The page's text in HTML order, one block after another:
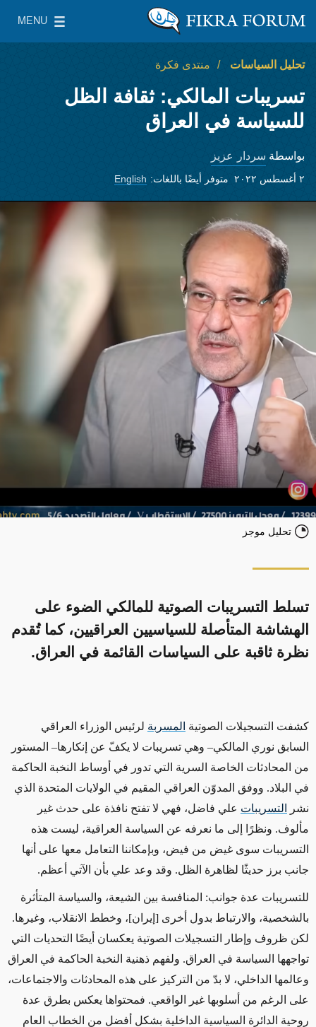
معهد واشنطن لسياسات الشرق الأدنى
MENU
Main Menu
تحليل السياسات منتدى فكرة
تسريبات المالكي: ثقافة الظل
للسياسة في العراق
بواسطة سردار عزيز
٢ أغسطس ٢٠٢٢ متوفر أيضًا باللغات: English
تحليل موجز
تسلط التسريبات الصوتية للمالكي الضوء على
الهشاشة المتأصلة للسياسيين العراقيين، كما تُقدم
نظرة ثاقبة على السياسات القائمة في العراق.
كشفت التسجيلات الصوتية المسربة لرئيس الوزراء العراقي
السابق نوري المالكي– وهي تسريبات لا يكفّ عن إنكارها– المستور
من المحادثات الخاصة السرية التي تدور في أوساط النخبة الحاكمة
في البلاد. ووفق المدوّن العراقي المقيم في الولايات المتحدة الذي
نشر
التسريبات علي فاضل، فهي لا تفتح نافذة على حدث غير
مألوف. ونظرًا إلى ما نعرفه عن السياسة العراقية، ليست هذه
التسريبات سوى غيض من فيض، وبإمكاننا التعامل معها على أنها
جانب برز حديثًا لظاهرة الظل. وقد وعد علي بأن الآتي أعظم.
للتسريبات عدة جوانب: المنافسة بين الشيعة، والسياسة المتأثرة
بالشخصية، والارتباط بدول أخرى [إيران]، وخطط الانقلاب، وغيرها.
لكن ظروف وإطار التسجيلات الصوتية يعكسان أيضًا التحديات التي
تواجهها السياسة في العراق. ولفهم ذهنية النخبة الحاكمة في العراق
وعالمها الداخلي، لا بدّ من التركيز على هذه المحادثات والاجتماعات،
على الرغم من أسلوبها غير الواقعي. فمحتواها يعكس بطرق عدة
روحية الدائرة السياسية الداخلية بشكل أفضل من الخطاب العام